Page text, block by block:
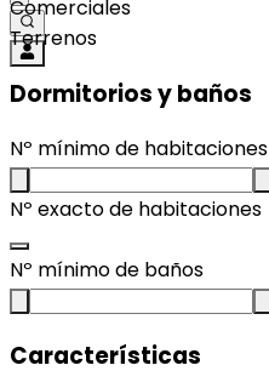
Comerciales
Terrenos
Dormitorios y baños
Nº mínimo de habitaciones
Nº exacto de habitaciones
Nº mínimo de baños
Características